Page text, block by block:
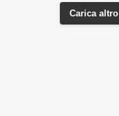
Carica altro